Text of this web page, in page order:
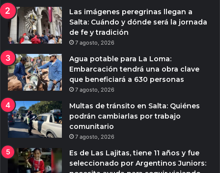
Las imágenes peregrinas llegan a
Salta: Cuándo y dónde será la jornada
de fe y tradición
7 agosto, 2026
Agua potable para La Loma:
Embarcación tendrá una obra clave
que beneficiará a 630 personas
7 agosto, 2026
Multas de tránsito en Salta: Quiénes
podrán cambiarlas por trabajo
comunitario
7 agosto, 2026
Es de Las Lajitas, tiene 11 años y fue
seleccionado por Argentinos Juniors: